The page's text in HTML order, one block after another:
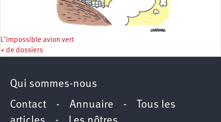
L’impossible avion vert
+ de dossiers
Qui sommes-nous
Contact - Annuaire -
Tous les